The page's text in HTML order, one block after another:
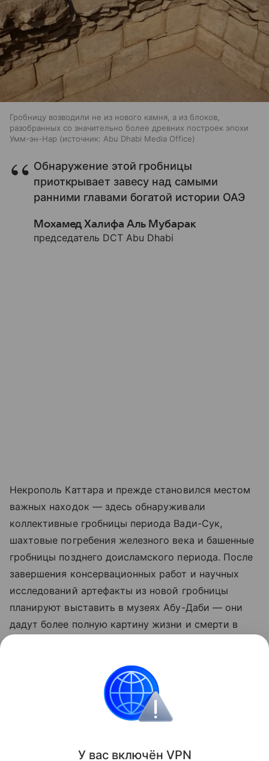
Гробницу возводили не из нового камня, а из блоков,
разобранных со значительно более древних построек эпохи
Умм-эн-Нар
источник: Abu Dhabi Media Office
Обнаружение этой гробницы
приоткрывает завесу над самыми
ранними главами богатой истории ОАЭ
Мохамед Халифа Аль Мубарак
председатель DCT Abu Dhabi
Некрополь Каттара и прежде становился местом
важных находок — здесь обнаруживали
коллективные гробницы периода Вади-Сук,
шахтовые погребения железного века и башенные
гробницы позднего доисламского периода. После
завершения консервационных работ и научных
исследований артефакты из новой гробницы
планируют выставить в музеях Абу-Даби — они
дадут более полную картину жизни и смерти в
сообщалао находке
древнейшего пресноводного червя.
У вас включён VPN